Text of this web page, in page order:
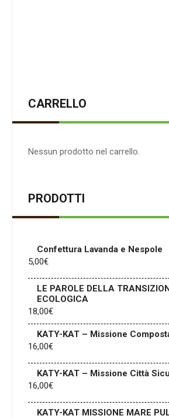
CARRELLO
Nessun prodotto nel carrello.
PRODOTTI
Confettura Lavanda e Nespole
5,00€
LE PAROLE DELLA
ECOLOGICA
18,00€
KATY-KAT – Missione
16,00€
KATY-KAT – Missione Città
16,00€
KATY-KAT MISSIONE MARE